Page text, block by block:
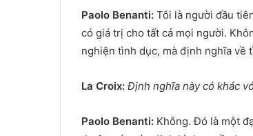
Paolo Benanti: Tôi là người đầu
có giá trị cho tất cả mọi người.
nghiện tình dục, mà định nghĩa về
La Croix: Định nghĩa này có khác
Paolo Benanti: Không. Đó là một